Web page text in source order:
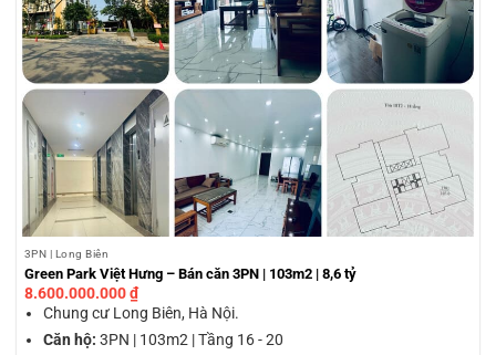
3PN | Long Biên
Green Park Việt Hưng – Bán căn 3PN | 103m2 | 8,6 tỷ
8.600.000.000₫
Chung cư Long Biên, Hà Nội.
Căn hộ: 3PN | 103m2 | Tầng 16 - 20